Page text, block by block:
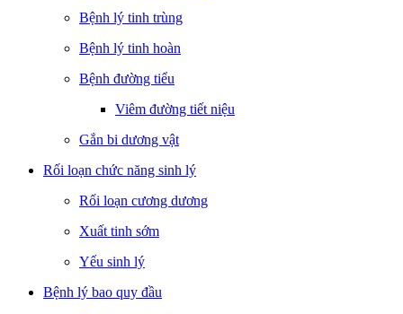
Bệnh lý tinh trùng
Bệnh lý tinh hoàn
Bệnh đường tiểu
Viêm đường tiết niệu
Gắn bi dương vật
Rối loạn chức năng sinh lý
Rối loạn cương dương
Xuất tinh sớm
Yếu sinh lý
Bệnh lý bao quy đầu